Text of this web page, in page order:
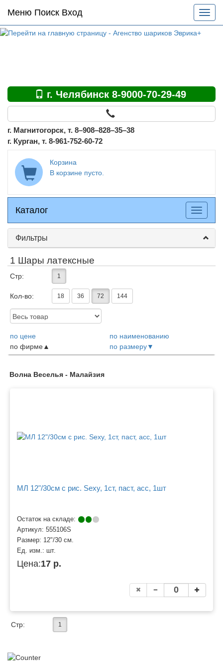
Основное
меню
по
Меню Поиск Вход
меню
г. Челябинск 8-9000-70-29-49
г. Магнитогорск, т. 8–908–828–35–38
г. Курган, т. 8-961-752-60-72
Корзина
В корзине пусто.
Каталог
Каталог
меню
Фильтры
1 Шары латексные
Стр: 1
Кол-во: 18 36 72 144
Доступность:
по цене
по наименованию
по фирме
по размеру
Волна Веселья - Малайзия
МЛ 12"/30см с рис. Sexy, 1ст, паст, асс, 1шт
Остаток на складе:
Артикул: 555106S
Размер: 12"/30 см.
Ед. изм.: шт.
Цена:17 р.
Стр: 1